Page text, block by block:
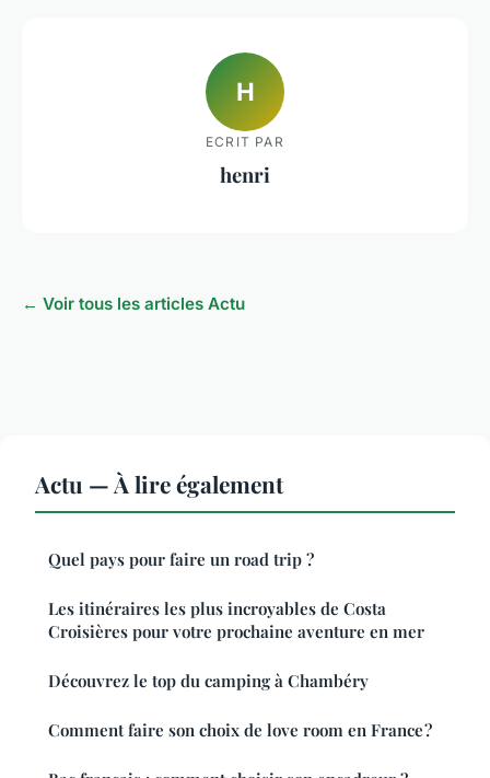
H
ECRIT PAR
henri
← Voir tous les articles Actu
Actu — À lire également
Quel pays pour faire un road trip ?
Les itinéraires les plus incroyables de Costa
Croisières pour votre prochaine aventure en mer
Découvrez le top du camping à Chambéry
Comment faire son choix de love room en France ?